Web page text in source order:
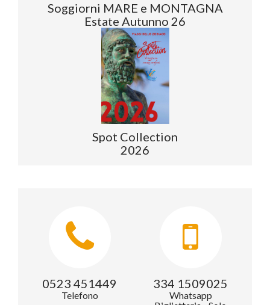
Soggiorni MARE e MONTAGNA
Estate Autunno 26
Spot Collection
2026
0523 451449
Telefono
334 1509025
Whatsapp